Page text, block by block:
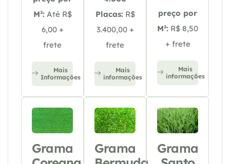
M²: Até R$
6,00 +
frete
Mais
Informações
Placas: R$
3.400,00 +
frete
Mais
informações
preço por
M²: R$ 8,50
+ frete
Mais
informações
Grama
Grama
Grama